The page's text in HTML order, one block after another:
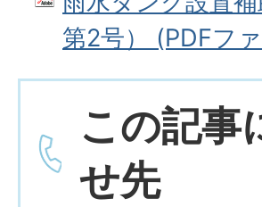
第2号） (PDFフ
この記事
せ先